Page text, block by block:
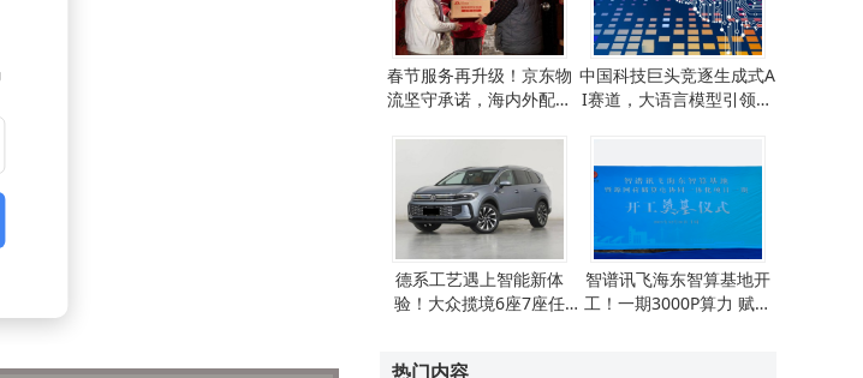
春节服务再升级！京东物
流坚守承诺，海内外配送
中国科技巨头竞逐生成式A
I赛道，大语言模型引领产
德系工艺遇上智能新体
验！大众揽境6座7座任
智谱讯飞海东智算基地开
工！一期3000P算力 赋能
热门内容